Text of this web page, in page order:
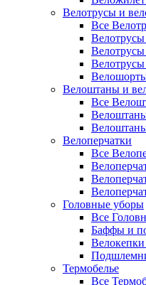
Велотрусы и
Все
Велотрусы
Велоштаны и
Все
Велоперчатки
Все
Головные уборы
Все
Баффы и
Термобелье
Все